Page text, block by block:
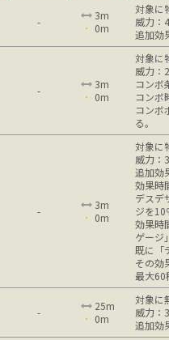
-
3m
0m
対象に
威力：
追加効
-
3m
0m
対象に
威力：
コンボ
コンボ
コンボ
る。
-
3m
0m
対象に
威力：
追加効
効果時
デスデ
ジを10
効果時
ゲージ
既に「
その効
最大60
-
25m
0m
対象に
威力：
追加効